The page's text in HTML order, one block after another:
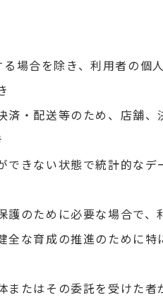
場合を除き、利用者の個
・配送等のため、店舗
きない状態で統計的なデ
のために必要な場合で、
な育成の推進のために
たはその委託を受けた